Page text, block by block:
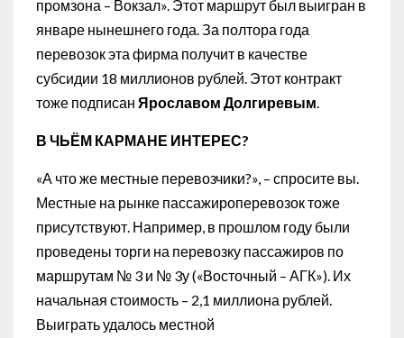
промзона – Вокзал». Этот маршрут был выигран в
январе нынешнего года. За полтора года
перевозок эта фирма получит в качестве
субсидии 18 миллионов рублей. Этот контракт
тоже подписан Ярославом Долгиревым.
В ЧЬЁМ КАРМАНЕ ИНТЕРЕС?
«А что же местные перевозчики?», – спросите вы.
Местные на рынке пассажироперевозок тоже
присутствуют. Например, в прошлом году были
проведены торги на перевозку пассажиров по
маршрутам № 3 и № 3у («Восточный – АГК»). Их
начальная стоимость – 2,1 миллиона рублей.
Выиграть удалось местной